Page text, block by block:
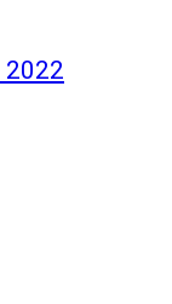
2022